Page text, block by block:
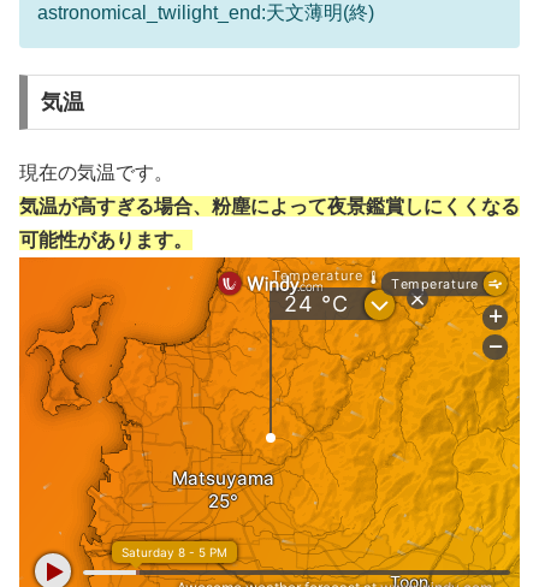
astronomical_twilight_end:天文薄明(終)
気温
現在の気温です。
気温が高すぎる場合、粉塵によって夜景鑑賞しにくくなる
可能性があります。